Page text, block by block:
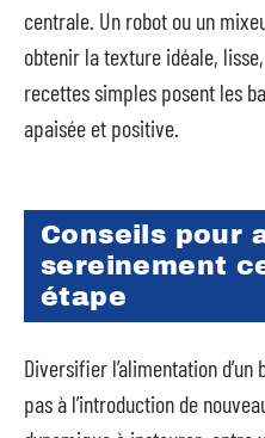
centrale. Un robot ou un
obtenir la texture idéale,
recettes simples posent les
apaisée et positive.
Conseils pour
sereinement
étape
Diversifier l’alimentation
pas à l’introduction de